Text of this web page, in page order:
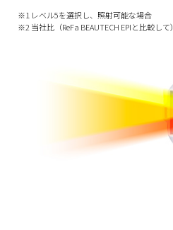
※1 レベル5を選択し、照射可能な場合
※2 当社比（ReFa BEAUTECH EPIと比較して）